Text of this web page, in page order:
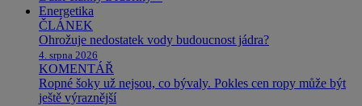
Energetika
ČLÁNEK
Ohrožuje nedostatek vody budoucnost jádra?
4. srpna 2026
KOMENTÁŘ
Ropné šoky už nejsou, co bývaly. Pokles cen ropy může být
ještě výraznější